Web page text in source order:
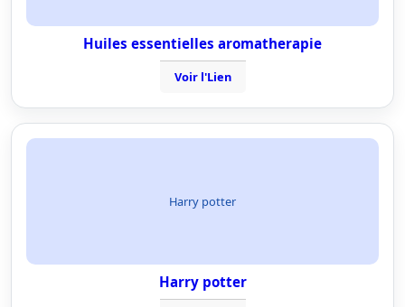
Huiles essentielles aromatherapie
Voir l'Lien
Harry potter
Harry potter